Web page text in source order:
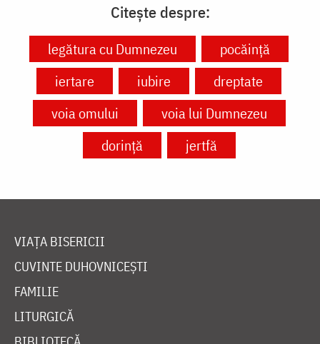
Citește despre:
legătura cu Dumnezeu
pocăință
iertare
iubire
dreptate
voia omului
voia lui Dumnezeu
dorință
jertfă
VIAȚA BISERICII
CUVINTE DUHOVNICEȘTI
FAMILIE
LITURGICĂ